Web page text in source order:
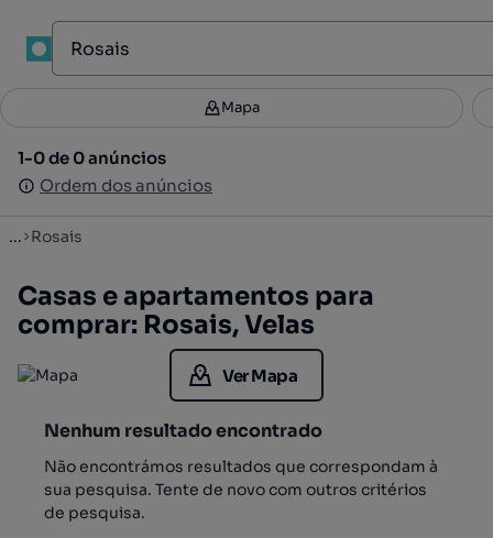
Filtros 1
1-0 de 0 anúncios
Ordem dos anúncios
Mapa
1-0 de 0 anúncios
Ordem dos anúncios
... Rosais
Casas e apartamentos para
comprar: Rosais, Velas
Ver Mapa
Nenhum resultado encontrado
Não encontrámos resultados que correspondam à
sua pesquisa. Tente de novo com outros critérios
de pesquisa.